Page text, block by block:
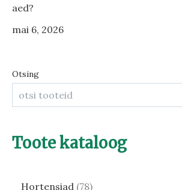
aed?
mai 6, 2026
Otsing
Toote kataloog
Hortensiad 78